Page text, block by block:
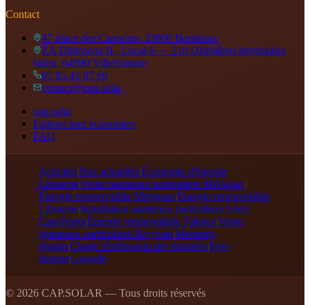
Contact
47 place des Capucins, 33800 Bordeaux
ZA Duboscoa II - Local 6 — 210 Ofizialeen herrixkako
bidea, 64990 Villefranque
07 85 41 87 69
contact@cap.solar
cap.solar
Estimer mes économies
FAQ
ActivitésNos actualitésÉconomie d'énergie
LibourneVente panneaux particuliers Mérignac
Énergie renouvelable MérignacÉnergie renouvelable
LibourneInstallation panneaux particuliers Lège-
Cap-Ferret|Énergie renouvelable TalenceVente
panneaux particuliers BayonneMentions
légalesCharte d'utilisation des donnéesPays
basqueGironde
© 2026 CAP.SOLAR — Tous droits réservés